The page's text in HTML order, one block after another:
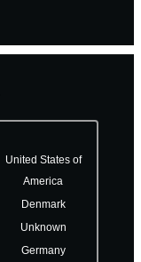
United States of
America
Denmark
Unknown
Germany